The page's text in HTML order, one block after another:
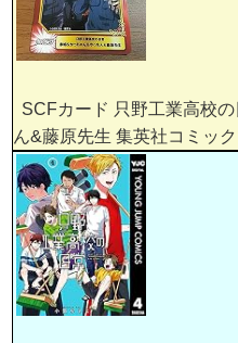
SCFカード 只野工業高校
ん&藤原先生 集英社コミッ